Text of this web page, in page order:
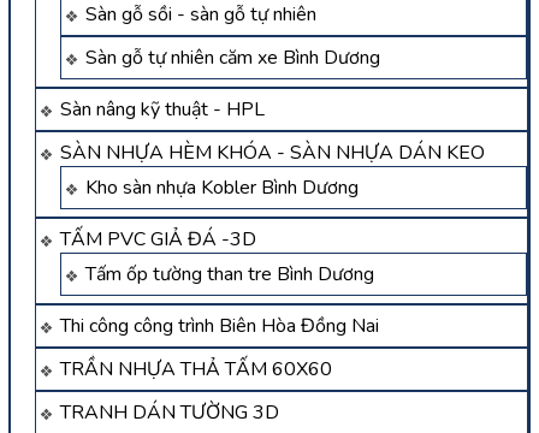
Sàn gỗ sồi - sàn gỗ tự nhiên
Sàn gỗ tự nhiên căm xe Bình Dương
Sàn nâng kỹ thuật - HPL
SÀN NHỰA HÈM KHÓA - SÀN NHỰA DÁN KEO
Kho sàn nhựa Kobler Bình Dương
TẤM PVC GIẢ ĐÁ -3D
Tấm ốp tường than tre Bình Dương
Thi công công trình Biên Hòa Đồng Nai
TRẦN NHỰA THẢ TẤM 60X60
TRANH DÁN TƯỜNG 3D